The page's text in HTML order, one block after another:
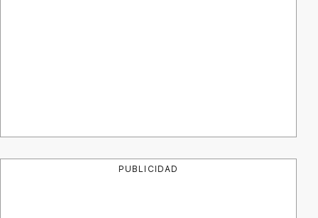
PUBLICIDAD